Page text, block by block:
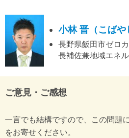
小林 晋（こばや
長野県飯田市ゼロ
長補佐兼地域エネ
ご意見・ご感想
一言でも結構ですので、この問題
をお寄せください。